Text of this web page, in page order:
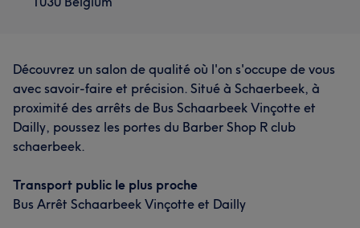
Découvrez un salon de qualité où l'on s'occupe de vous
avec savoir-faire et précision. Situé à Schaerbeek, à
proximité des arrêts de Bus Schaarbeek Vinçotte et
Dailly, poussez les portes du Barber Shop R club
schaerbeek.
Transport public le plus proche
Bus Arrêt Schaarbeek Vinçotte et Dailly